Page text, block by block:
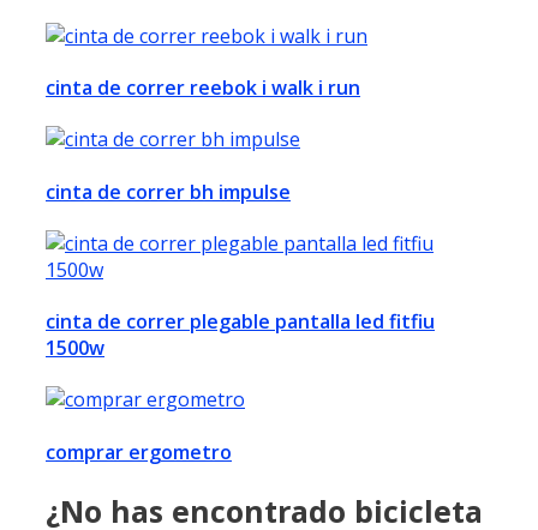
cinta de correr reebok i walk i run
cinta de correr bh impulse
cinta de correr plegable pantalla led fitfiu
1500w
comprar ergometro
¿No has encontrado bicicleta